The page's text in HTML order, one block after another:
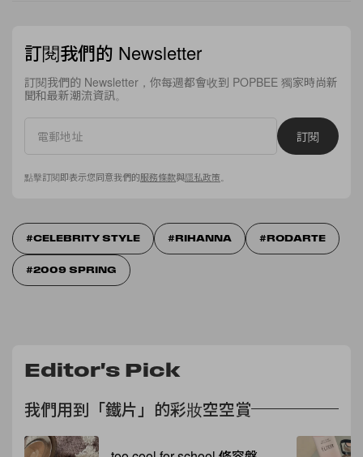
訂閱我們的 Newsletter
訂閱我們的 Newsletter，你每週都會收到 POPBEE 獨家時尚新
聞和最新潮流資訊。
訂閱
點擊訂閱即表示您同意我們的服務條款與隱私政策
CELEBRITY STYLE RIHANNA RODARTE
2009 SPRING
Editor's Pick
我們用到「鐵片」的彩妝空空賞